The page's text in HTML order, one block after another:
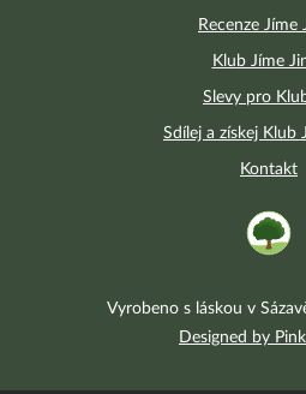
Recenze Jíme
Klub Jíme
Slevy pro
Sdílej a získej Klub
Kontakt
Vyrobeno s láskou v
Designed by